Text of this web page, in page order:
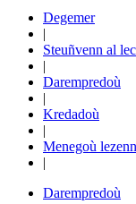
Degemer
|
Steuñvenn al
|
Darempredoù
|
Kredadoù
|
Menegoù
|
Darempredoù